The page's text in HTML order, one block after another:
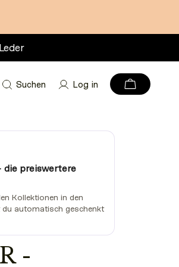
Suchen Log in
die preiswertere
Kollektionen in den
du automatisch geschenkt
-